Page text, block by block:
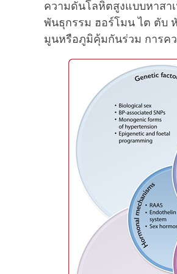
ความดันโลหิตสูงแบบหาสา
พันธุกรรม ฮอร์โมน ไต ตับ
มูนหรือภูมิคุ้มกันร่วม การค